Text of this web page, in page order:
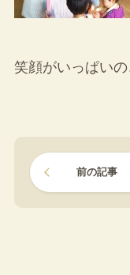
笑顔がいっぱい
前の記事